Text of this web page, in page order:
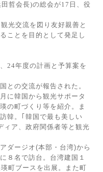
田哲会長)の総会が17 日、役
光交流を図り友好親善と
ことを目的として発足し
24年度の計画と予算案を
との交流が報告された。
に韓国から観光サポータ
の町づくり等を紹介。ま
韓。｢韓国で最も美しい
ィア、政府関係者等と観光
ダージオ(本部・台湾)から
８名で訪台。台湾建国１
町ブースを出展。また町